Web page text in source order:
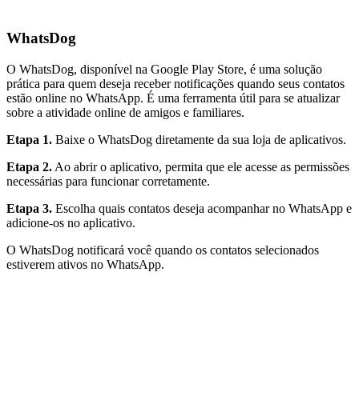
WhatsDog
O WhatsDog, disponível na Google Play Store, é uma solução
prática para quem deseja receber notificações quando seus contatos
estão online no WhatsApp. É uma ferramenta útil para se atualizar
sobre a atividade online de amigos e familiares.
Etapa 1. Baixe o WhatsDog diretamente da sua loja de aplicativos.
Etapa 2. Ao abrir o aplicativo, permita que ele acesse as permissões
necessárias para funcionar corretamente.
Etapa 3. Escolha quais contatos deseja acompanhar no WhatsApp e
adicione-os no aplicativo.
O WhatsDog notificará você quando os contatos selecionados
estiverem ativos no WhatsApp.